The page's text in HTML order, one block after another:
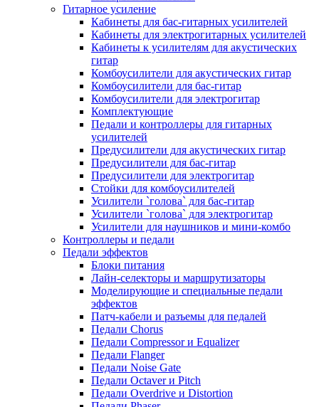
Гитарное усиление
Кабинеты для бас-гитарных усилителей
Кабинеты для электрогитарных усилителей
Кабинеты к усилителям для акустических
гитар
Комбоусилители для акустических гитар
Комбоусилители для бас-гитар
Комбоусилители для электрогитар
Комплектующие
Педали и контроллеры для гитарных
усилителей
Предусилители для акустических гитар
Предусилители для бас-гитар
Предусилители для электрогитар
Стойки для комбоусилителей
Усилители `голова` для бас-гитар
Усилители `голова` для электрогитар
Усилители для наушников и мини-комбо
Контроллеры и педали
Педали эффектов
Блоки питания
Лайн-селекторы и маршрутизаторы
Моделирующие и специальные педали
эффектов
Патч-кабели и разъемы для педалей
Педали Chorus
Педали Compressor и Equalizer
Педали Flanger
Педали Noise Gate
Педали Octaver и Pitch
Педали Overdrive и Distortion